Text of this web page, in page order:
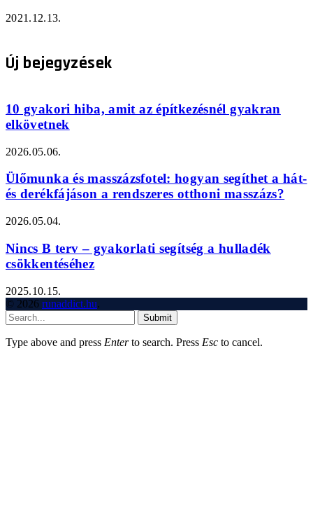
2021.12.13.
Új bejegyzések
10 gyakori hiba, amit az építkezésnél gyakran
elkövetnek
2026.05.06.
Ülőmunka és masszázsfotel: hogyan segíthet a hát-
és derékfájáson a rendszeres otthoni masszázs?
2026.05.04.
Nincs B terv – gyakorlati segítség a hulladék
csökkentéséhez
2025.10.15.
© 2026 runaddict.hu.
Submit
Type above and press Enterto search. Press Esc to cancel.